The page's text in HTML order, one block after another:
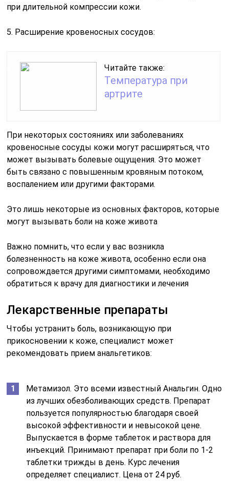
при длительной компрессии кожи.
5. Расширение кровеносных сосудов:
Читайте также:
Температура при
артрите
При некоторых состояниях или заболеваниях
кровеносные сосуды кожи могут расширяться, что
может вызывать болевые ощущения. Это может
быть связано с повышенным кровяным потоком,
воспалением или другими факторами.
Это лишь некоторые из основных факторов, которые
могут вызывать боли на коже живота
Важно помнить, что если у вас возникла
болезненность на коже живота, особенно если она
сопровождается другими симптомами, необходимо
обратиться к врачу для диагностики и лечения
Лекарственные препараты
Чтобы устранить боль, возникающую при
прикосновении к коже, специалист может
рекомендовать прием анальгетиков:
Метамизол. Это всеми известный Анальгин. Одно
из лучших обезболивающих средств. Препарат
пользуется популярностью благодаря своей
высокой эффективности и невысокой цене.
Выпускается в форме таблеток и раствора для
инъекций. Принимают препарат при боли по 1-2
таблетки трижды в день. Курс лечения
определяет специалист. Цена от 24 руб.